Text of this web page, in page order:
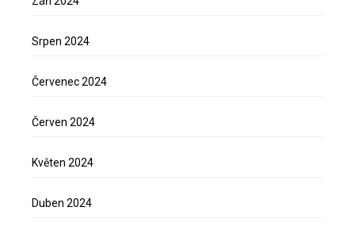
Srpen 2024
Červenec 2024
Červen 2024
Květen 2024
Duben 2024